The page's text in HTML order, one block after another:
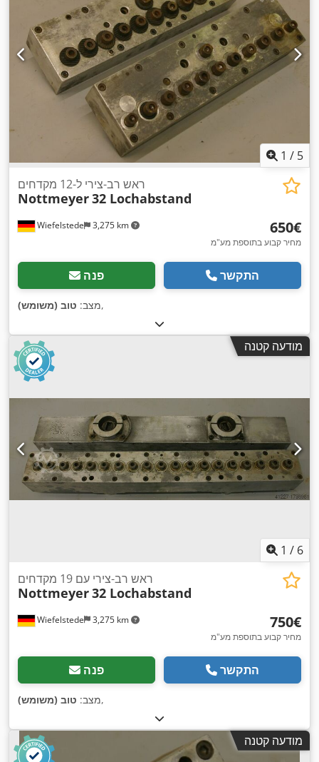
1 / 5
Wiefelstede 3,275 km
ראש רב-צירי ל-12 מקדחים
Nottmeyer32 Lochabstand
‏650 ‏€
מחיר קבוע בתוספת מע"מ
פנה התקשר
מצב: טוב (משומש) ,
מודעה קטנה
1 / 6
Wiefelstede 3,275 km
ראש רב-צירי עם 19 מקדחים
Nottmeyer32 Lochabstand
‏750 ‏€
מחיר קבוע בתוספת מע"מ
פנה התקשר
מצב: טוב (משומש) ,
מודעה קטנה